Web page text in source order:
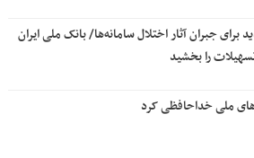
برای جبران آثار اختلال سامانه‌ها/ بانک ملی ایران
را بخشید
ملی خداحافظی کرد